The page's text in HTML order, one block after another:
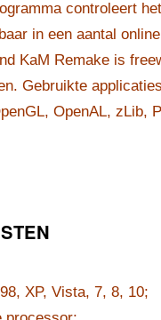
controleert
in een aantal
KaM Remake is
Gebruikte
OpenAL, zLib,
XP, Vista, 7, 8, 10;